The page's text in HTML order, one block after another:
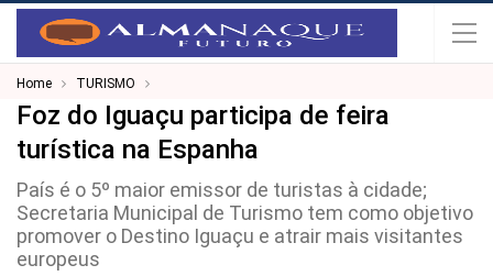
Home TURISMO
Foz do Iguaçu participa de feira
turística na Espanha
País é o 5º maior emissor de turistas à cidade;
Secretaria Municipal de Turismo tem como objetivo
promover o Destino Iguaçu e atrair mais visitantes
europeus